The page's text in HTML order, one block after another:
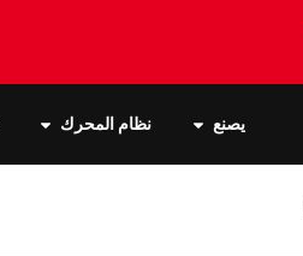
يصنع نظام المحرك